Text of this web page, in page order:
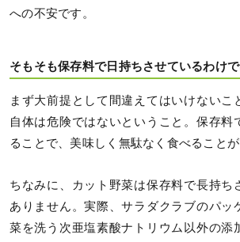
への不安です。
そもそも保存料で日持ちさせているわけ
まず大前提として間違えてはいけないこ
自体は危険ではないということ。保存料
ることで、美味しく無駄なく食べることが
ちなみに、カット野菜は保存料で長持ち
ありません。実際、サラダクラブのパッ
菜を洗う次亜塩素酸ナトリウム以外の添